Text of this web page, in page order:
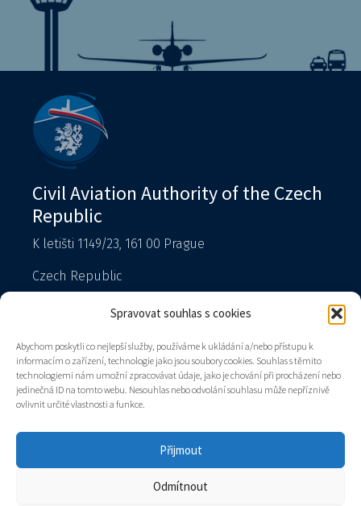
Spravovat souhlas s cookies
Abychom poskytli co nejlepší služby, používáme k ukládání a/nebo přístupu k
informacím o zařízení, technologie jako jsou soubory cookies. Souhlas s těmito
technologiemi nám umožní zpracovávat údaje, jako je chování při procházení nebo
jedinečná ID na tomto webu. Nesouhlas nebo odvolání souhlasu může nepříznivě
ovlivnit určité vlastnosti a funkce.
Přijmout
Odmítnout
Civil Aviation Authority of the Czech
Republic
K letišti 1149/23, 161 00 Prague
Czech Republic
T: 225 421 111 – reception
podatelna@caa.gov.cz
Data box: v8gaaz5